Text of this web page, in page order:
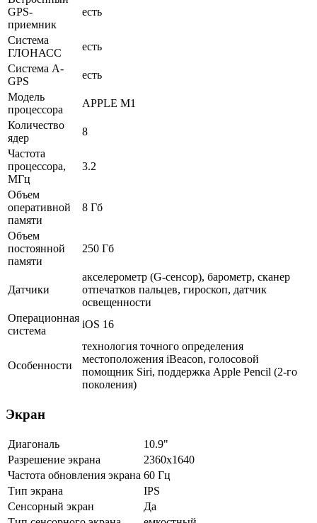
GPS-
приемник
есть
Система
ГЛОНАСС
есть
Cистема A-
GPS
есть
Модель
процессора
APPLE M1
Количество
ядер
8
Частота
процессора,
МГц
3.2
Объем
оперативной
памяти
8 Гб
Объем
постоянной
памяти
250 Гб
Датчики
акселерометр (G-сенсор), барометр, сканер
отпечатков пальцев, гироскоп, датчик
освещенности
Операционная
система
iOS 16
Особенности
технология точного определения
местоположения iBeacon, голосовой
помощник Siri, поддержка Apple Pencil (2‑го
поколения)
Экран
Диагональ
10.9"
Разрешение экрана
2360x1640
Частота обновления экрана 60 Гц
Тип экрана
IPS
Сенсорный экран
Да